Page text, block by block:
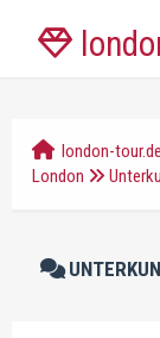
london-tour.de
London